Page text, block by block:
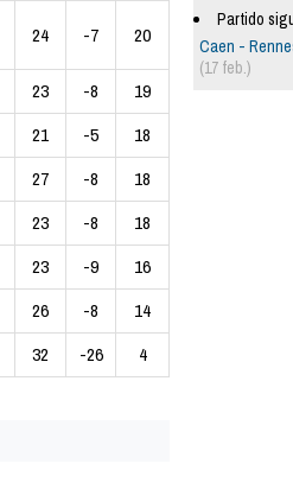
24 -7 20
23 -8
19
21 -5
18
27 -8
18
23 -8
18
23 -9
16
26 -8
14
32 -26 4
Partido
Caen -
(17 feb.)